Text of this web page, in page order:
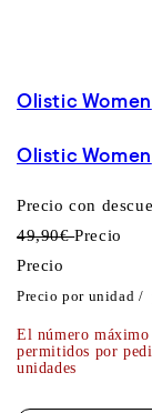
Olistic Women
Olistic Women
Precio con
49,90€Precio
Precio
Precio por unidad /
El número
permitidos por
unidades